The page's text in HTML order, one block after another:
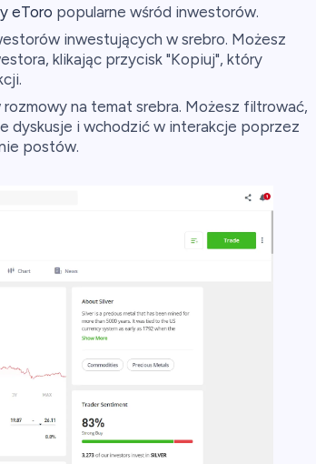
eToro popularne wśród inwestorów.
inwestujących w srebro. Możesz
klikając przycisk "Kopiuj", który
na temat srebra. Możesz filtrować,
dyskusje i wchodzić w interakcje poprzez
postów.